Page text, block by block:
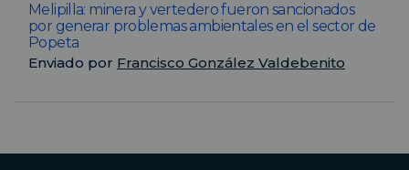
Melipilla: minera y vertedero fueron sancionados
por generar problemas ambientales en el sector de
Popeta
Enviado por Francisco González Valdebenito